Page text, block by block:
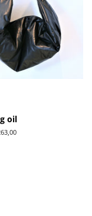
oil